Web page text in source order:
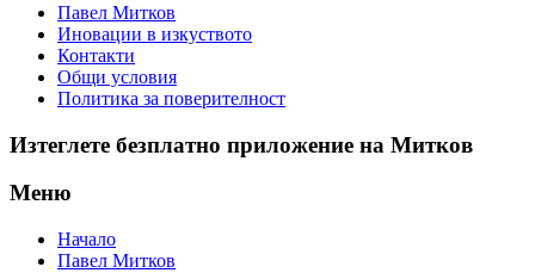
Павел Митков
Иновации в изкуството
Контакти
Общи условия
Политика за поверителност
Изтеглете безплатно приложение на Митков
Меню
Начало
Павел Митков